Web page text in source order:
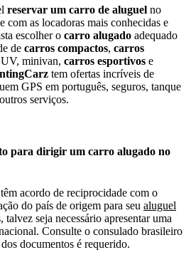
reservar um carro de aluguel no
com as locadoras mais conhecidas e
escolher o carro alugado adequado
de carros compactos, carros
minivan, carros esportivos e
tem ofertas incríveis de
GPS em português, seguros, tanque
serviços.
para dirigir um carro alugado no
acordo de reciprocidade com o
do país de origem para seu aluguel
talvez seja necessário apresentar uma
Consulte o consulado brasileiro
documentos é requerido.